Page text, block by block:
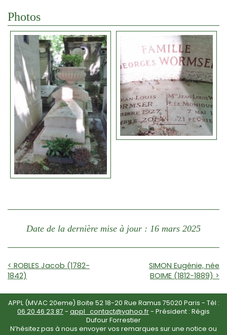
Photos
Date de la dernière mise à jour : 16 mars 2025
< ROBLES Jacob (1782-
1842)
SIMON Eugénie, née
BOIME (1812-1889) >
APPL (MVAC 20eme) Boite 52 18-20 Rue Ramus 75020 Paris - Tél :
06 20 46 23 87 - appl_contact@yahoo.fr- Président : Régis
Dufour Forrestier
N’hésitez pas à nous envoyer vos remarques sur une notice ou